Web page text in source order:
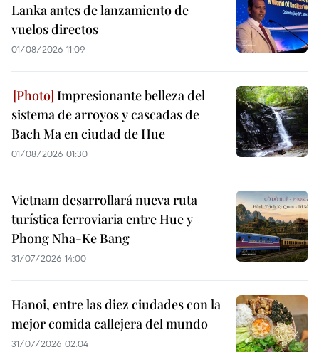
Lanka antes de lanzamiento de
vuelos directos
01/08/2026 11:09
Impresionante belleza del
sistema de arroyos y cascadas de
Bach Ma en ciudad de Hue
01/08/2026 01:30
Vietnam desarrollará nueva ruta
turística ferroviaria entre Hue y
Phong Nha-Ke Bang
31/07/2026 14:00
Hanoi, entre las diez ciudades con la
mejor comida callejera del mundo
31/07/2026 02:04